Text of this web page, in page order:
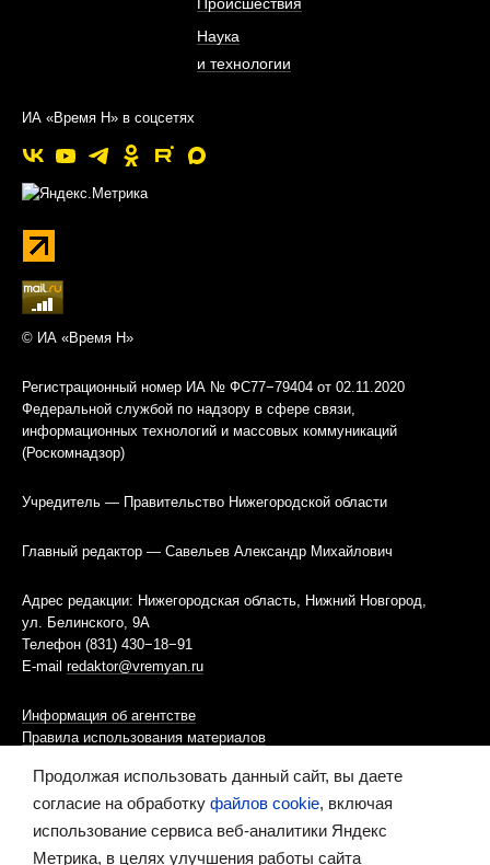
Наука
и технологии
ИА «Время Н» в соцсетях
© ИА «Время Н»
Регистрационный номер ИА № ФС77−79404 от 02.11.2020
Федеральной службой по надзору в сфере связи,
информационных технологий и массовых коммуникаций
(Роскомнадзор)
Учредитель — Правительство Нижегородской области
Главный редактор — Савельев Александр Михайлович
Адрес редакции: Нижегородская область, Нижний Новгород,
ул. Белинского, 9А
Телефон (831) 430−18−91
E-mail redaktor@vremyan.ru
Информация об агентстве
Правила использования материалов
Информационная политика использования «cookies»-файлов
Ресурс содержит материалы 16+
Продолжая использовать данный сайт, вы даете
согласие на обработку файлов cookie, включая
использование сервиса веб-аналитики Яндекс
Метрика, в целях улучшения работы сайта